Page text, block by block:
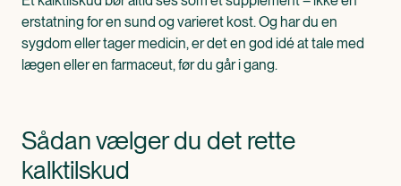
erstatning for en sund og varieret kost. Og har du en
sygdom eller tager medicin, er det en god idé at tale med
lægen eller en farmaceut, før du går i gang.
Sådan vælger du det rette
kalktilskud